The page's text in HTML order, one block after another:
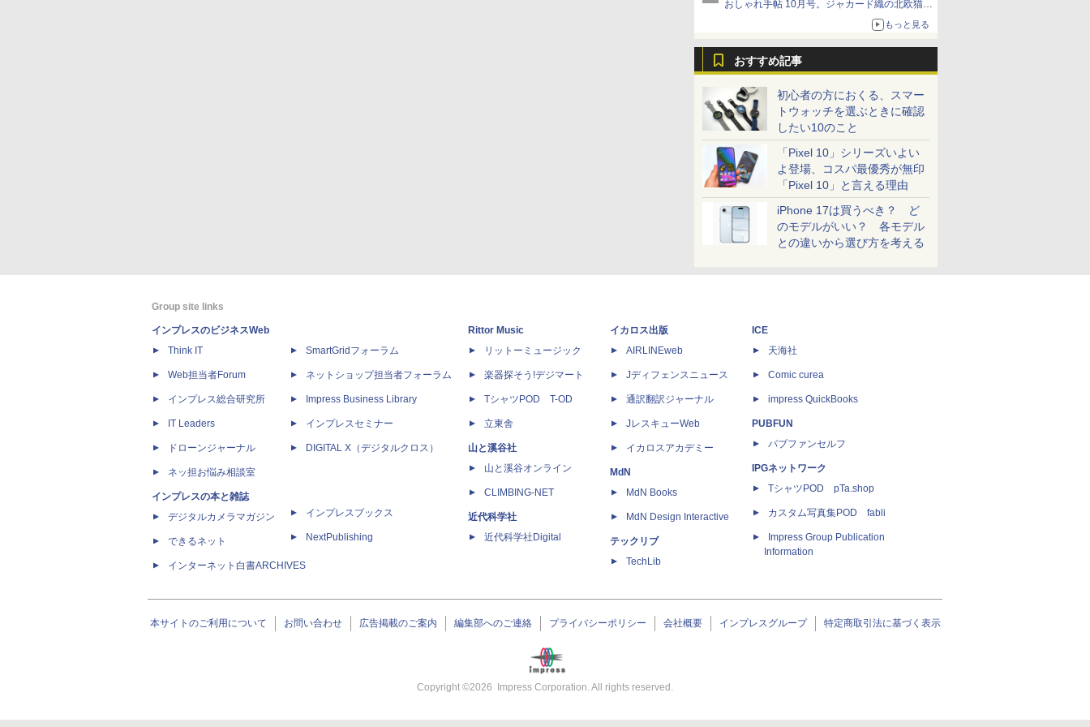
おしゃれ手帖 10月号。ジャカード織の北欧猫デ
もっと見る
おすすめ記事
初心者の方におくる、スマー
トウォッチを選ぶときに確認
したい10のこと
「Pixel 10」シリーズいよい
よ登場、コスパ最優秀が無印
「Pixel 10」と言える理由
iPhone 17は買うべき？ ど
のモデルがいい？ 各モデル
との違いから選び方を考える
Group site links
インプレスのビジネスWeb
Think IT
Web担当者Forum
インプレス総合研究所
IT Leaders
ドローンジャーナル
ネッ担お悩み相談室
インプレスの本と雑誌
デジタルカメラマガジン
できるネット
インターネット白書ARCHIVES
SmartGridフォーラム
ネットショップ担当者フォーラム
Impress Business Library
インプレスセミナー
DIGITAL X（デジタルクロス）
インプレスブックス
NextPublishing
Rittor Music
リットーミュージック
楽器探そう!デジマート
TシャツPOD T-OD
立東舎
山と溪谷社
山と溪谷オンライン
CLIMBING-NET
近代科学社
近代科学社Digital
イカロス出版
AIRLINEweb
Jディフェンスニュース
通訳翻訳ジャーナル
JレスキューWeb
イカロスアカデミー
MdN
MdN Books
MdN Design Interactive
テックリブ
TechLib
ICE
天海社
Comic curea
impress QuickBooks
PUBFUN
パブファンセルフ
IPGネットワーク
TシャツPOD pTa.shop
カスタム写真集POD fabli
Impress Group Publication
Information
本サイトのご利用について お問い合わせ 広告掲載のご案内 編集部へのご連絡 プライバシーポリシー 会社概要 インプレスグループ 特定商取引法に基づく表示
Copyright ©2026 Impress Corporation. All rights reserved.